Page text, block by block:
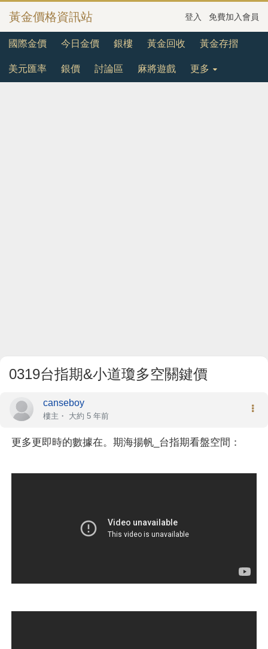
黃金價格資訊站 登入 免費加入會員
國際金價 今日金價 銀樓 黃金回收 黃金存摺
美元匯率 銀價 討論區 麻將遊戲 更多
0319台指期&小道瓊多空關鍵價
canseboy
樓主 ・ 大約 5 年前
更多更即時的數據在。期海揚帆_台指期看盤空間：